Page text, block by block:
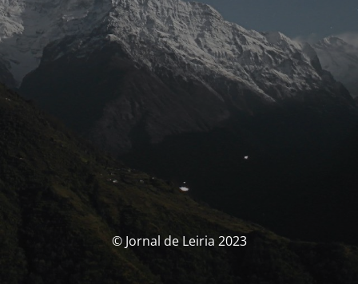
© Jornal de Leiria 2023